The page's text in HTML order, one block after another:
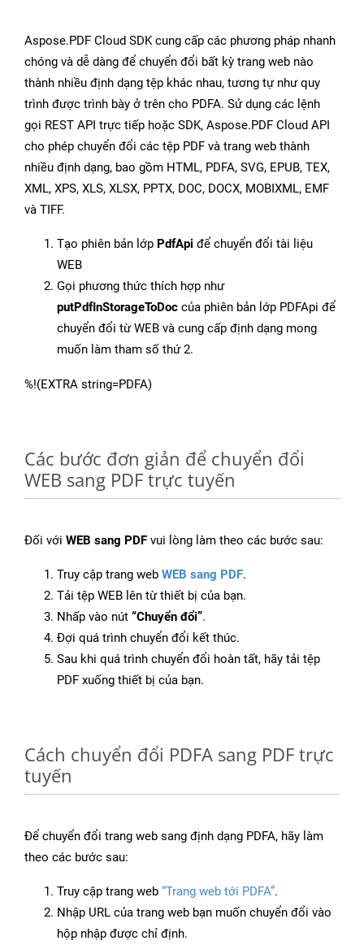
Aspose.PDF Cloud SDK cung cấp các phương pháp nhanh
chóng và dễ dàng để chuyển đổi bất kỳ trang web nào
thành nhiều định dạng tệp khác nhau, tương tự như quy
trình được trình bày ở trên cho PDFA. Sử dụng các lệnh
gọi REST API trực tiếp hoặc SDK, Aspose.PDF Cloud API
cho phép chuyển đổi các tệp PDF và trang web thành
nhiều định dạng, bao gồm HTML, PDFA, SVG, EPUB, TEX,
XML, XPS, XLS, XLSX, PPTX, DOC, DOCX, MOBIXML, EMF
và TIFF.
Tạo phiên bản lớp PdfApi để chuyển đổi tài liệu
WEB
Gọi phương thức thích hợp như
putPdfInStorageToDoc của phiên bản lớp PDFApi để
chuyển đổi từ WEB và cung cấp định dạng mong
muốn làm tham số thứ 2.
%!(EXTRA string=PDFA)
Các bước đơn giản để chuyển đổi
WEB sang PDF trực tuyến
Đối với WEB sang PDF vui lòng làm theo các bước sau:
Truy cập trang web WEB sang PDF.
Tải tệp WEB lên từ thiết bị của bạn.
Nhấp vào nút “Chuyển đổi”.
Đợi quá trình chuyển đổi kết thúc.
Sau khi quá trình chuyển đổi hoàn tất, hãy tải tệp
PDF xuống thiết bị của bạn.
Cách chuyển đổi PDFA sang PDF trực
tuyến
Để chuyển đổi trang web sang định dạng PDFA, hãy làm
theo các bước sau:
Truy cập trang web “Trang web tới PDFA”.
Nhập URL của trang web bạn muốn chuyển đổi vào
hộp nhập được chỉ định.